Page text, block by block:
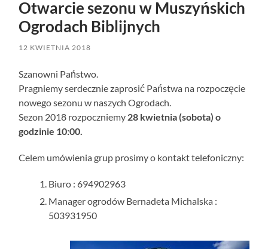
Otwarcie sezonu w Muszyńskich
Ogrodach Biblijnych
12 KWIETNIA 2018
Szanowni Państwo.
Pragniemy serdecznie zaprosić Państwa na rozpoczęcie
nowego sezonu w naszych Ogrodach.
Sezon 2018 rozpoczniemy 28 kwietnia (sobota) o
godzinie 10:00.
Celem umówienia grup prosimy o kontakt telefoniczny:
Biuro : 694902963
Manager ogrodów Bernadeta Michalska :
503931950